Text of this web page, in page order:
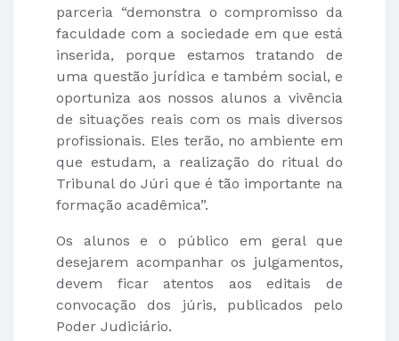
parceria “demonstra o compromisso da
faculdade com a sociedade em que está
inserida, porque estamos tratando de
uma questão jurídica e também social, e
oportuniza aos nossos alunos a vivência
de situações reais com os mais diversos
profissionais. Eles terão, no ambiente em
que estudam, a realização do ritual do
Tribunal do Júri que é tão importante na
formação acadêmica”.
Os alunos e o público em geral que
desejarem acompanhar os julgamentos,
devem ficar atentos aos editais de
convocação dos júris, publicados pelo
Poder Judiciário.